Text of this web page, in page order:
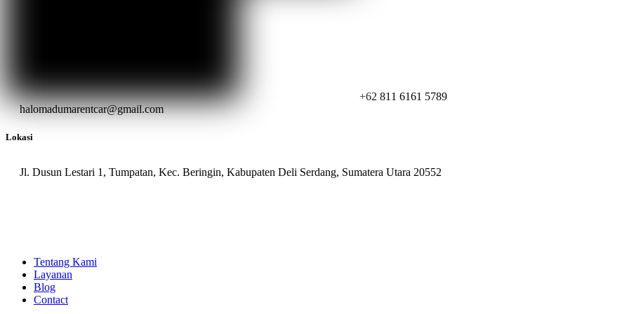
+62 811 6161 5789
halomadumarentcar@gmail.com
Lokasi
Jl. Dusun Lestari 1, Tumpatan, Kec. Beringin, Kabupaten Deli Serdang, Sumatera Utara 20552
Tentang Kami
Layanan
Blog
Contact